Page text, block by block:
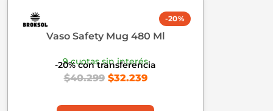
-20%
Vaso Safety Mug 480 Ml
9 cuotas sin interés
-20% con transferencia
$40.299 $32.239